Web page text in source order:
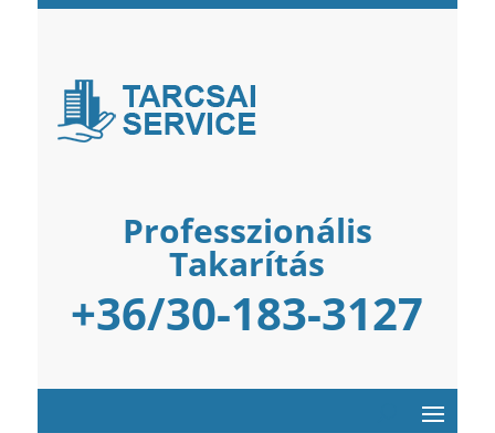
Professzionális
Takarítás
+36/30-183-3127